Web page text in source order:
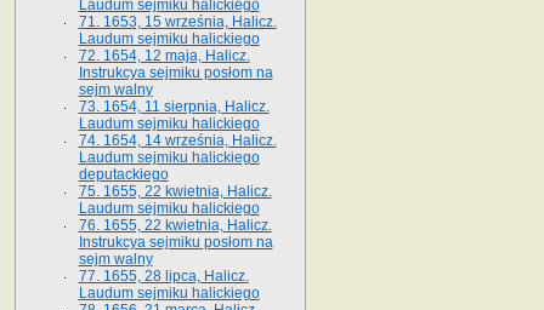
Laudum sejmiku halickiego
71. 1653, 15 września, Halicz.
Laudum sejmiku halickiego
72. 1654, 12 maja, Halicz.
Instrukcya sejmiku posłom na
sejm walny
73. 1654, 11 sierpnia, Halicz.
Laudum sejmiku halickiego
74. 1654, 14 września, Halicz.
Laudum sejmiku halickiego
deputackiego
75. 1655, 22 kwietnia, Halicz.
Laudum sejmiku halickiego
76. 1655, 22 kwietnia, Halicz.
Instrukcya sejmiku posłom na
sejm walny
77. 1655, 28 lipca, Halicz.
Laudum sejmiku halickiego